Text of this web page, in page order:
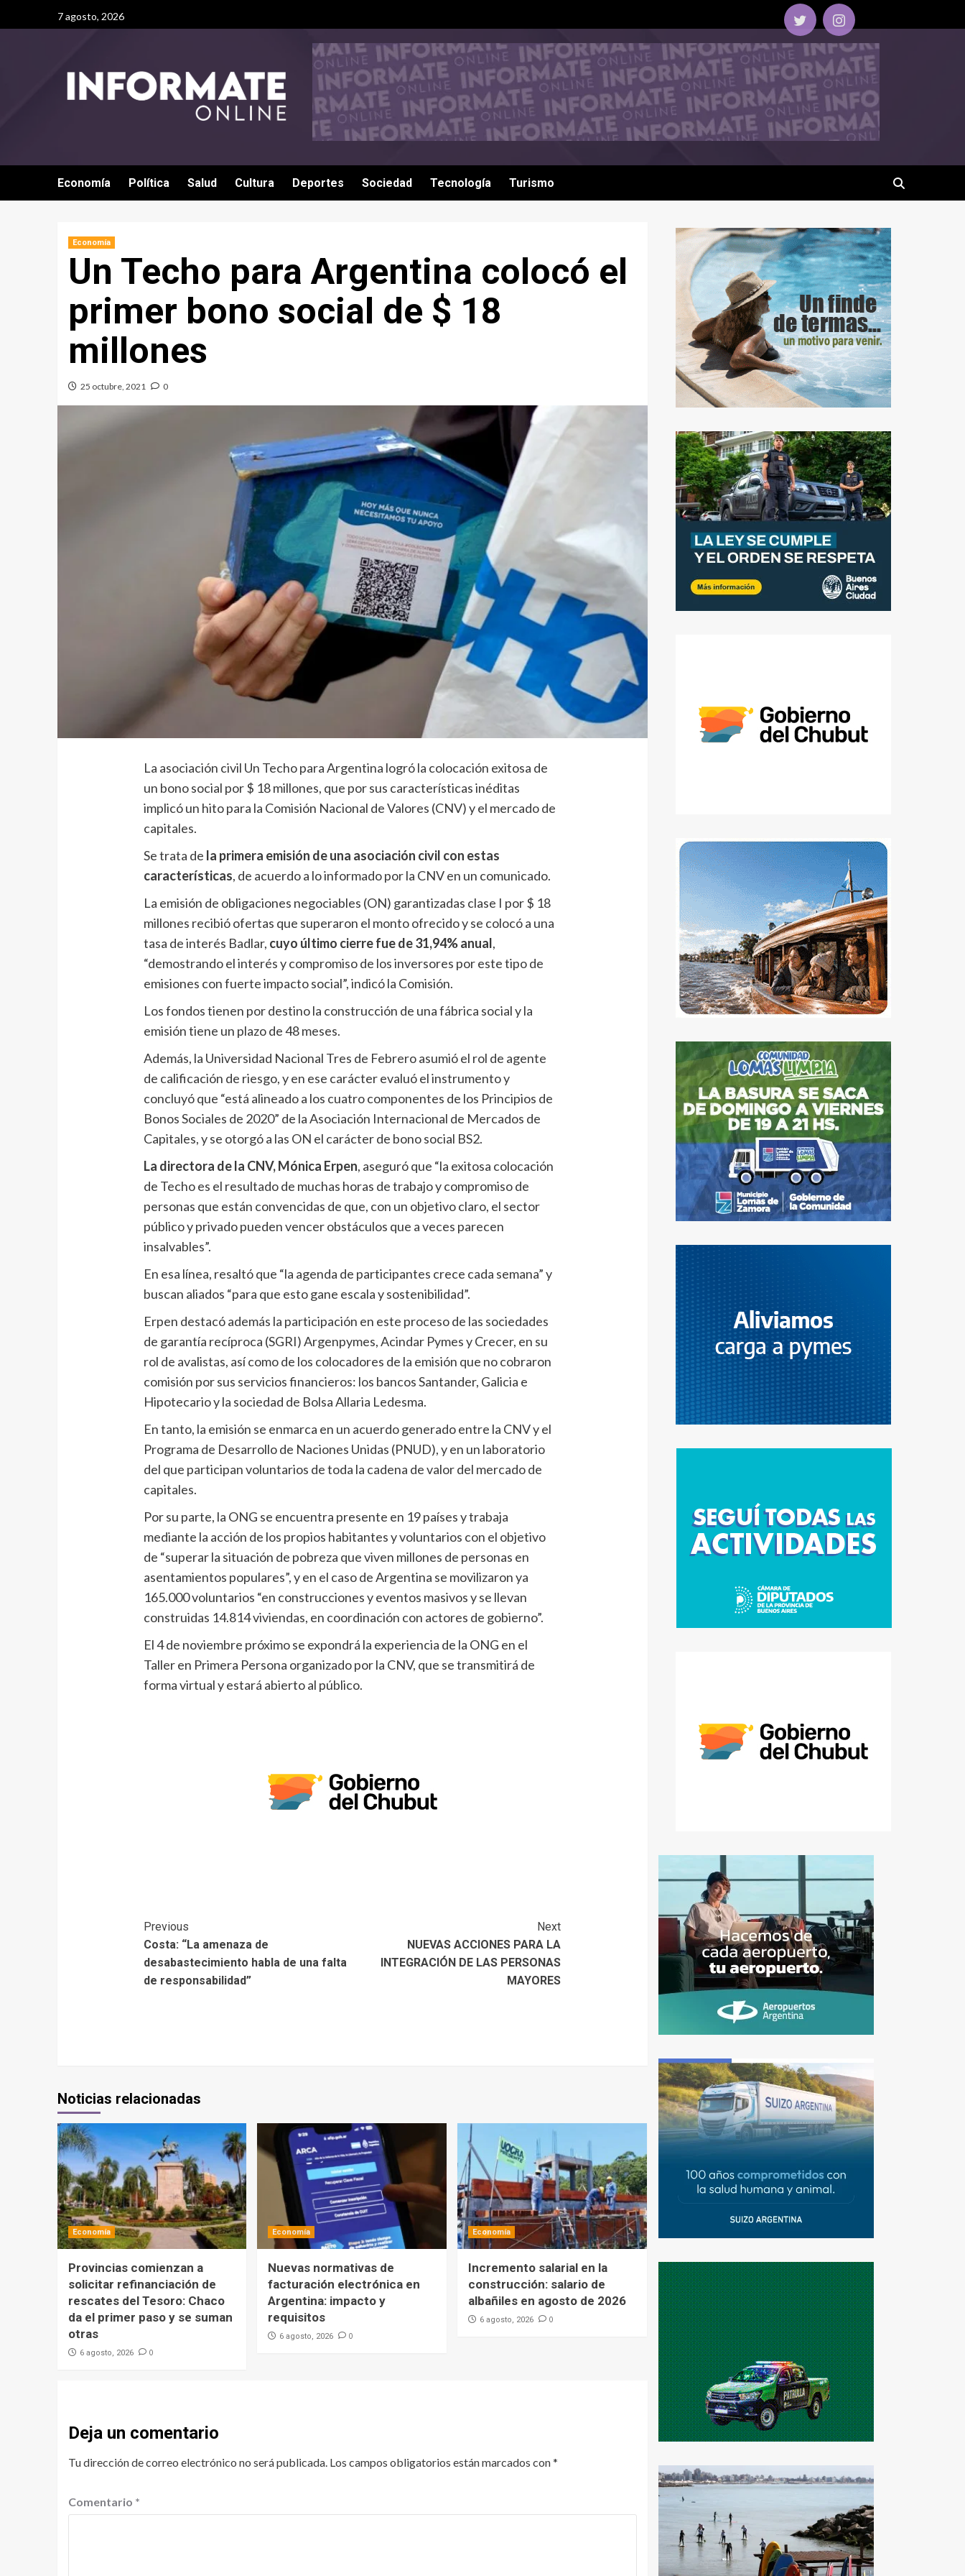
7 agosto, 2026
Economía Política Salud Cultura Deportes Sociedad Tecnología Turismo
Economía
Un Techo para Argentina colocó el
primer bono social de $ 18
millones
25 octubre, 2021 0
La asociación civil Un Techo para Argentina logró la colocación exitosa de
un bono social por $ 18 millones, que por sus características inéditas
implicó un hito para la Comisión Nacional de Valores (CNV) y el mercado de
capitales.
Se trata de la primera emisión de una asociación civil con estas
características, de acuerdo a lo informado por la CNV en un comunicado.
La emisión de obligaciones negociables (ON) garantizadas clase I por $ 18
millones recibió ofertas que superaron el monto ofrecido y se colocó a una
tasa de interés Badlar, cuyo último cierre fue de 31,94% anual,
“demostrando el interés y compromiso de los inversores por este tipo de
emisiones con fuerte impacto social”, indicó la Comisión.
Los fondos tienen por destino la construcción de una fábrica social y la
emisión tiene un plazo de 48 meses.
Además, la Universidad Nacional Tres de Febrero asumió el rol de agente
de calificación de riesgo, y en ese carácter evaluó el instrumento y
concluyó que “está alineado a los cuatro componentes de los Principios de
Bonos Sociales de 2020” de la Asociación Internacional de Mercados de
Capitales, y se otorgó a las ON el carácter de bono social BS2.
La directora de la CNV, Mónica Erpen, aseguró que “la exitosa colocación
de Techo es el resultado de muchas horas de trabajo y compromiso de
personas que están convencidas de que, con un objetivo claro, el sector
público y privado pueden vencer obstáculos que a veces parecen
insalvables”.
En esa línea, resaltó que “la agenda de participantes crece cada semana” y
buscan aliados “para que esto gane escala y sostenibilidad”.
Erpen destacó además la participación en este proceso de las sociedades
de garantía recíproca (SGRI) Argenpymes, Acindar Pymes y Crecer, en su
rol de avalistas, así como de los colocadores de la emisión que no cobraron
comisión por sus servicios financieros: los bancos Santander, Galicia e
Hipotecario y la sociedad de Bolsa Allaria Ledesma.
En tanto, la emisión se enmarca en un acuerdo generado entre la CNV y el
Programa de Desarrollo de Naciones Unidas (PNUD), y en un laboratorio
del que participan voluntarios de toda la cadena de valor del mercado de
capitales.
Por su parte, la ONG se encuentra presente en 19 países y trabaja
mediante la acción de los propios habitantes y voluntarios con el objetivo
de “superar la situación de pobreza que viven millones de personas en
asentamientos populares”, y en el caso de Argentina se movilizaron ya
165.000 voluntarios “en construcciones y eventos masivos y se llevan
construidas 14.814 viviendas, en coordinación con actores de gobierno”.
El 4 de noviembre próximo se expondrá la experiencia de la ONG en el
Taller en Primera Persona organizado por la CNV, que se transmitirá de
forma virtual y estará abierto al público.
Previous
Costa: “La amenaza de
desabastecimiento habla de una falta
de responsabilidad”
Next
NUEVAS ACCIONES PARA LA
INTEGRACIÓN DE LAS PERSONAS
MAYORES
Noticias relacionadas
Economía
Provincias comienzan a
solicitar refinanciación de
rescates del Tesoro: Chaco
da el primer paso y se suman
otras
6 agosto, 2026 0
Economía
Nuevas normativas de
facturación electrónica en
Argentina: impacto y
requisitos
6 agosto, 2026 0
Economía
Incremento salarial en la
construcción: salario de
albañiles en agosto de 2026
6 agosto, 2026 0
Deja un comentario
Tu dirección de correo electrónico no será publicada. Los campos obligatorios están marcados con*
Comentario *